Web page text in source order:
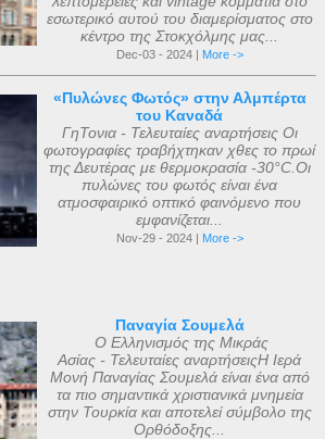
εσωτερικό αυτού του διαμερίσματος στο
κέντρο της Στοκχόλμης μας...
Dec-03 - 2024 | More ->
«Πυλώνες Φωτός» στην Αλμπέρτα
του Καναδά
ΓηΤονια - Τελευταίες αναρτήσεις Οι
φωτογραφίες τραβήχτηκαν χθες το πρωί
της Δευτέρας με θερμοκρασία -30°C.Οι
πυλώνες του φωτός είναι ένα
ατμοσφαιρικό οπτικό φαινόμενο που
εμφανίζεται...
Nov-29 - 2024 | More ->
Παναγία Σουμελά
Ο Ελληνισμός της Μικράς
Ασίας - Τελευταίες αναρτήσειςΗ Ιερά
Μονή Παναγίας Σουμελά είναι ένα από
τα πιο σημαντικά χριστιανικά μνημεία
στην Τουρκία και αποτελεί σύμβολο της
Ορθόδοξης...